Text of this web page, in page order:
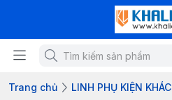
Trang chủ LINH PHỤ KIỆN KHÁC